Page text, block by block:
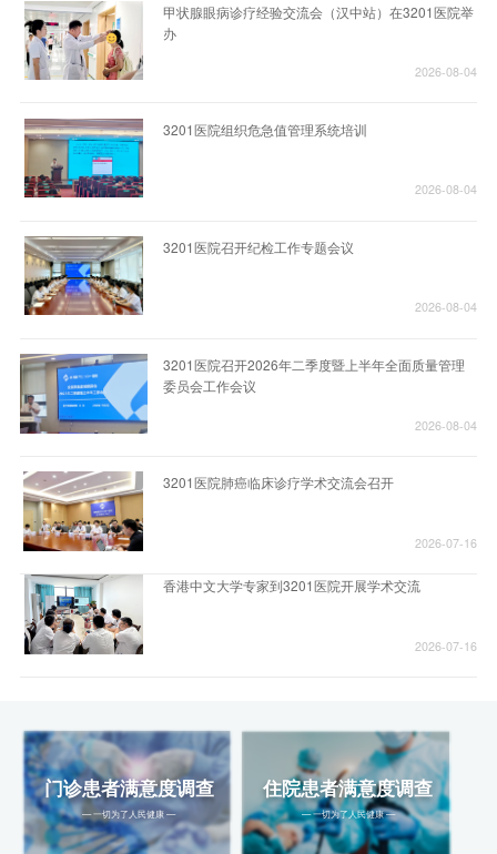
甲状腺眼病诊疗经验交流会（汉中站）在3201医院举
办
2026-08-04
3201医院组织危急值管理系统培训
2026-08-04
3201医院召开纪检工作专题会议
2026-08-04
3201医院召开2026年二季度暨上半年全面质量管理
委员会工作会议
2026-08-04
3201医院肺癌临床诊疗学术交流会召开
2026-07-16
香港中文大学专家到3201医院开展学术交流
2026-07-16
门诊患者满意度调查
— 一切为了人民健康 —
住院患者满意度调查
— 一切为了人民健康 —